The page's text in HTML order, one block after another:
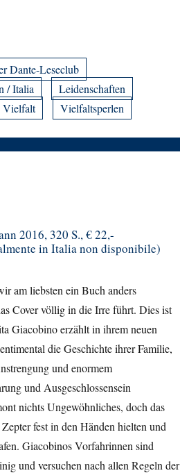
Dante-Leseclub
/ Italia
Leidenschaften
Vielfalt
Vielfaltsperlen
2016, 320 S., € 22,-
in Italia non disponibile)
am liebsten ein Buch anders
Cover völlig in die Irre führt. Dies ist
Giacobino erzählt in ihrem neuen
die Geschichte ihrer Familie,
und enormem
und Ausgeschlossensein
nichts Ungewöhnliches, doch das
fest in den Händen hielten und
Giacobinos Vorfahrinnen sind
und versuchen nach allen Regeln der